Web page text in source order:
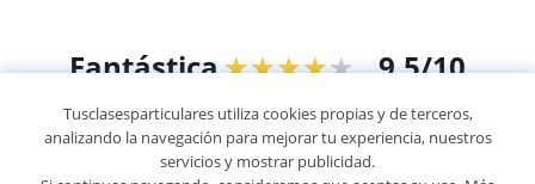
Fantástica★★★★★ 9,5/10
305883opiniones de alumnos
Tusclasesparticulares utiliza cookies propias y de terceros,
analizando la navegación para mejorar tu experiencia, nuestros
servicios y mostrar publicidad.